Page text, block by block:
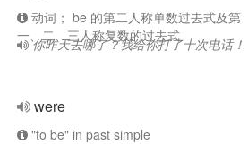
动词； be 的第二人称单数过去式及第
一、二、三人称复数的过去式
你昨天去哪了？我给你打了十次电话！
were
"to be" in past simple